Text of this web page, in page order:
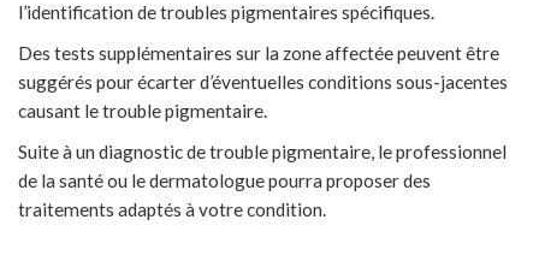
l’identification de troubles pigmentaires spécifiques.
Des tests supplémentaires sur la zone affectée peuvent être
suggérés pour écarter d’éventuelles conditions sous-jacentes
causant le trouble pigmentaire.
Suite à un diagnostic de trouble pigmentaire, le professionnel
de la santé ou le dermatologue pourra proposer des
traitements adaptés à votre condition.